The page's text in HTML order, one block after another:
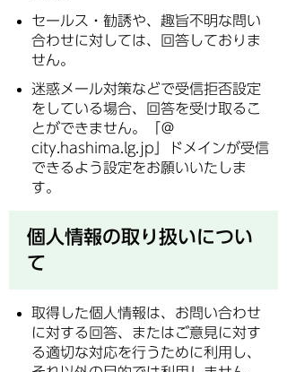
セールス・勧誘や、趣旨不明な問い
合わせに対しては、回答しておりま
せん。
迷惑メール対策などで受信拒否設定
をしている場合、回答を受け取るこ
とができません。「＠
city.hashima.lg.jp」ドメインが受信
できるよう設定をお願いいたしま
す。
個人情報の取り扱いについ
て
取得した個人情報は、お問い合わせ
に対する回答、またはご意見に対す
る適切な対応を行うために利用し、